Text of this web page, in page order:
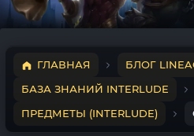
ГЛАВНАЯ
БЛОГ
БАЗА ЗНАНИЙ INTERLUDE
ПРЕДМЕТЫ (INTERLUDE)